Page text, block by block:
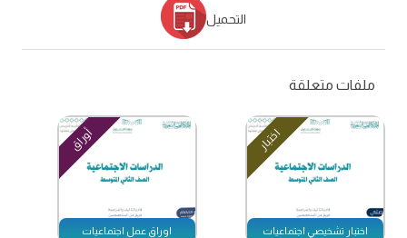
التحميل
ملفات متعلقة
اختبار
اختبار تشخيصي اجتماعيات
أوراق
اوراق عمل اجتماعيات